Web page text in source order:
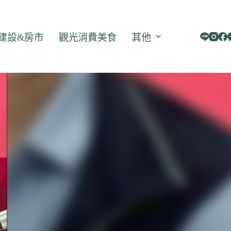
設&房市 觀光消費美食 其他